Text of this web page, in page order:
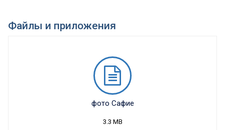
Файлы и приложения
фото Сафие
3.3 MB